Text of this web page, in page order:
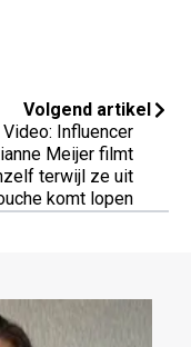
Volgend artikel
Video: Influencer
Meijer filmt
terwijl ze uit
komt lopen